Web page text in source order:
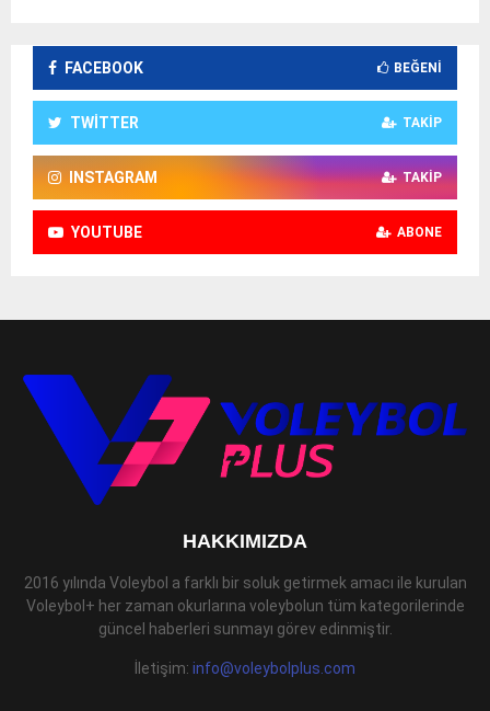
FACEBOOK BEĞENI
TWITTER TAKIP
INSTAGRAM TAKIP
YOUTUBE ABONE
HAKKIMIZDA
2016 yılında Voleybol a farklı bir soluk getirmek amacı ile kurulan
Voleybol+ her zaman okurlarına voleybolun tüm kategorilerinde
güncel haberleri sunmayı görev edinmiştir.
İletişim: info@voleybolplus.com